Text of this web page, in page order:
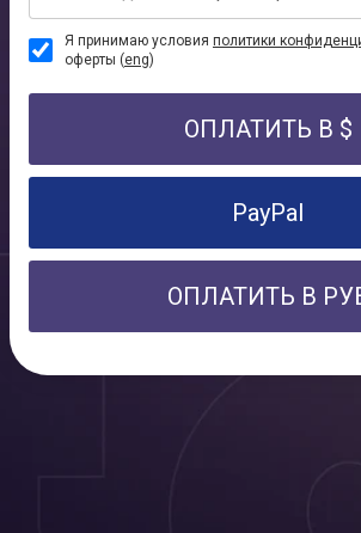
Я принимаю условия политики
оферты (eng)
ОПЛАТИТЬ В $
PayPal
ОПЛАТИТЬ В